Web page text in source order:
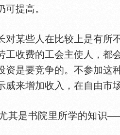
可提高。
某些人在比较上是有所
收费的工会主使人，都
资是要竞争的。不参加这
来增加收入，在自由市
书院里所学的知识——